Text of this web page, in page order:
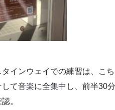
インウェイでの練習は、こ
て音楽に全集中し、前半30
。